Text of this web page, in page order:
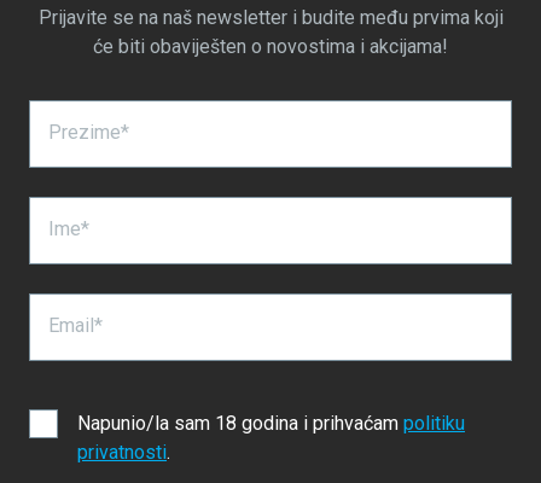
Prijavite se na naš newsletter i budite među prvima koji
će biti obaviješten o novostima i akcijama!
Prezime*
Ime*
Email*
Napunio/la sam 18 godina i prihvaćam politiku
privatnosti.